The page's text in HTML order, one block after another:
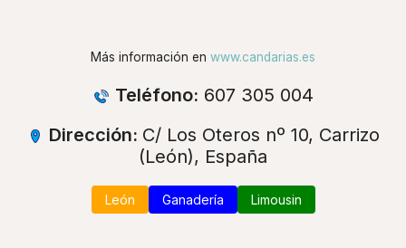
Más información en www.candarias.es
Teléfono: 607 305 004
Dirección: C/ Los Oteros nº 10, Carrizo
(León), España
León Ganadería Limousin